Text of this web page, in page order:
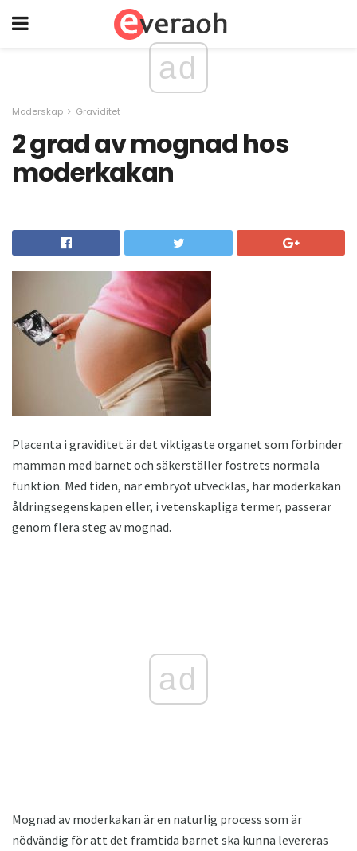
ad
Moderskap Graviditet
2 grad av mognad hos
moderkakan
Placenta i graviditet är det viktigaste organet som förbinder
mamman med barnet och säkerställer fostrets normala
funktion. Med tiden, när embryot utvecklas, har moderkakan
åldringsegenskapen eller, i vetenskapliga termer, passerar
genom flera steg av mognad.
ad
Mognad av moderkakan är en naturlig process som är
nödvändig för att det framtida barnet ska kunna levereras